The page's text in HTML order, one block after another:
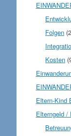
Folgen
Kosten
Eltern-Kind
Elterngeld /